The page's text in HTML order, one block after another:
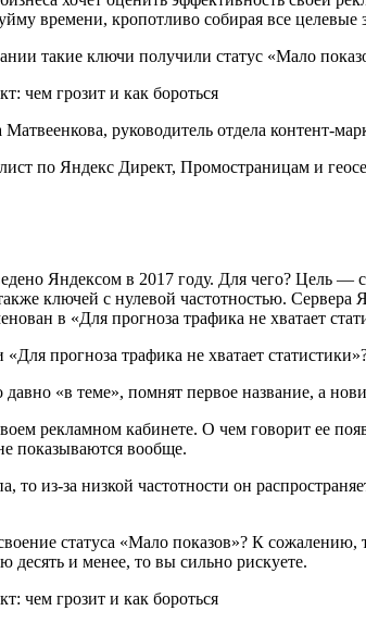
времени, кропотливо собирая все
такие ключи получили статус «Мало
руководитель отдела контент-
по Яндекс Директ, Промостраницам и
Яндексом в 2017 году. Для чего? Цель —
ключей с нулевой частотностью.
в «Для прогноза трафика не хватает
прогноза трафика не хватает
«в теме», помнят первое название, а
рекламном кабинете. О чем говорит ее
показываются вообще.
то из-за низкой частотности он
статуса «Мало показов»? К
десять и менее, то вы сильно рискуете.